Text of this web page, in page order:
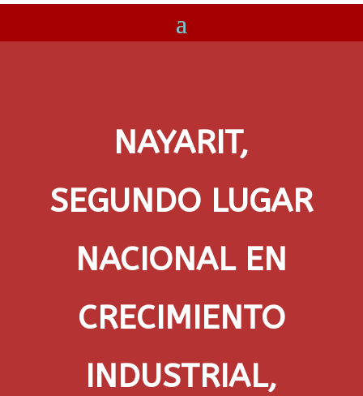
NAYARIT,
SEGUNDO LUGAR
NACIONAL EN
CRECIMIENTO
INDUSTRIAL,